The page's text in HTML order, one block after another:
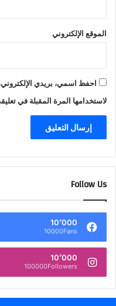
الموقع الإلكتروني
احفظ اسمي، بريدي
لاستخدامها المرة المقبلة في
Follow Us
10٬000
10000Fans
10٬000
100000Followers